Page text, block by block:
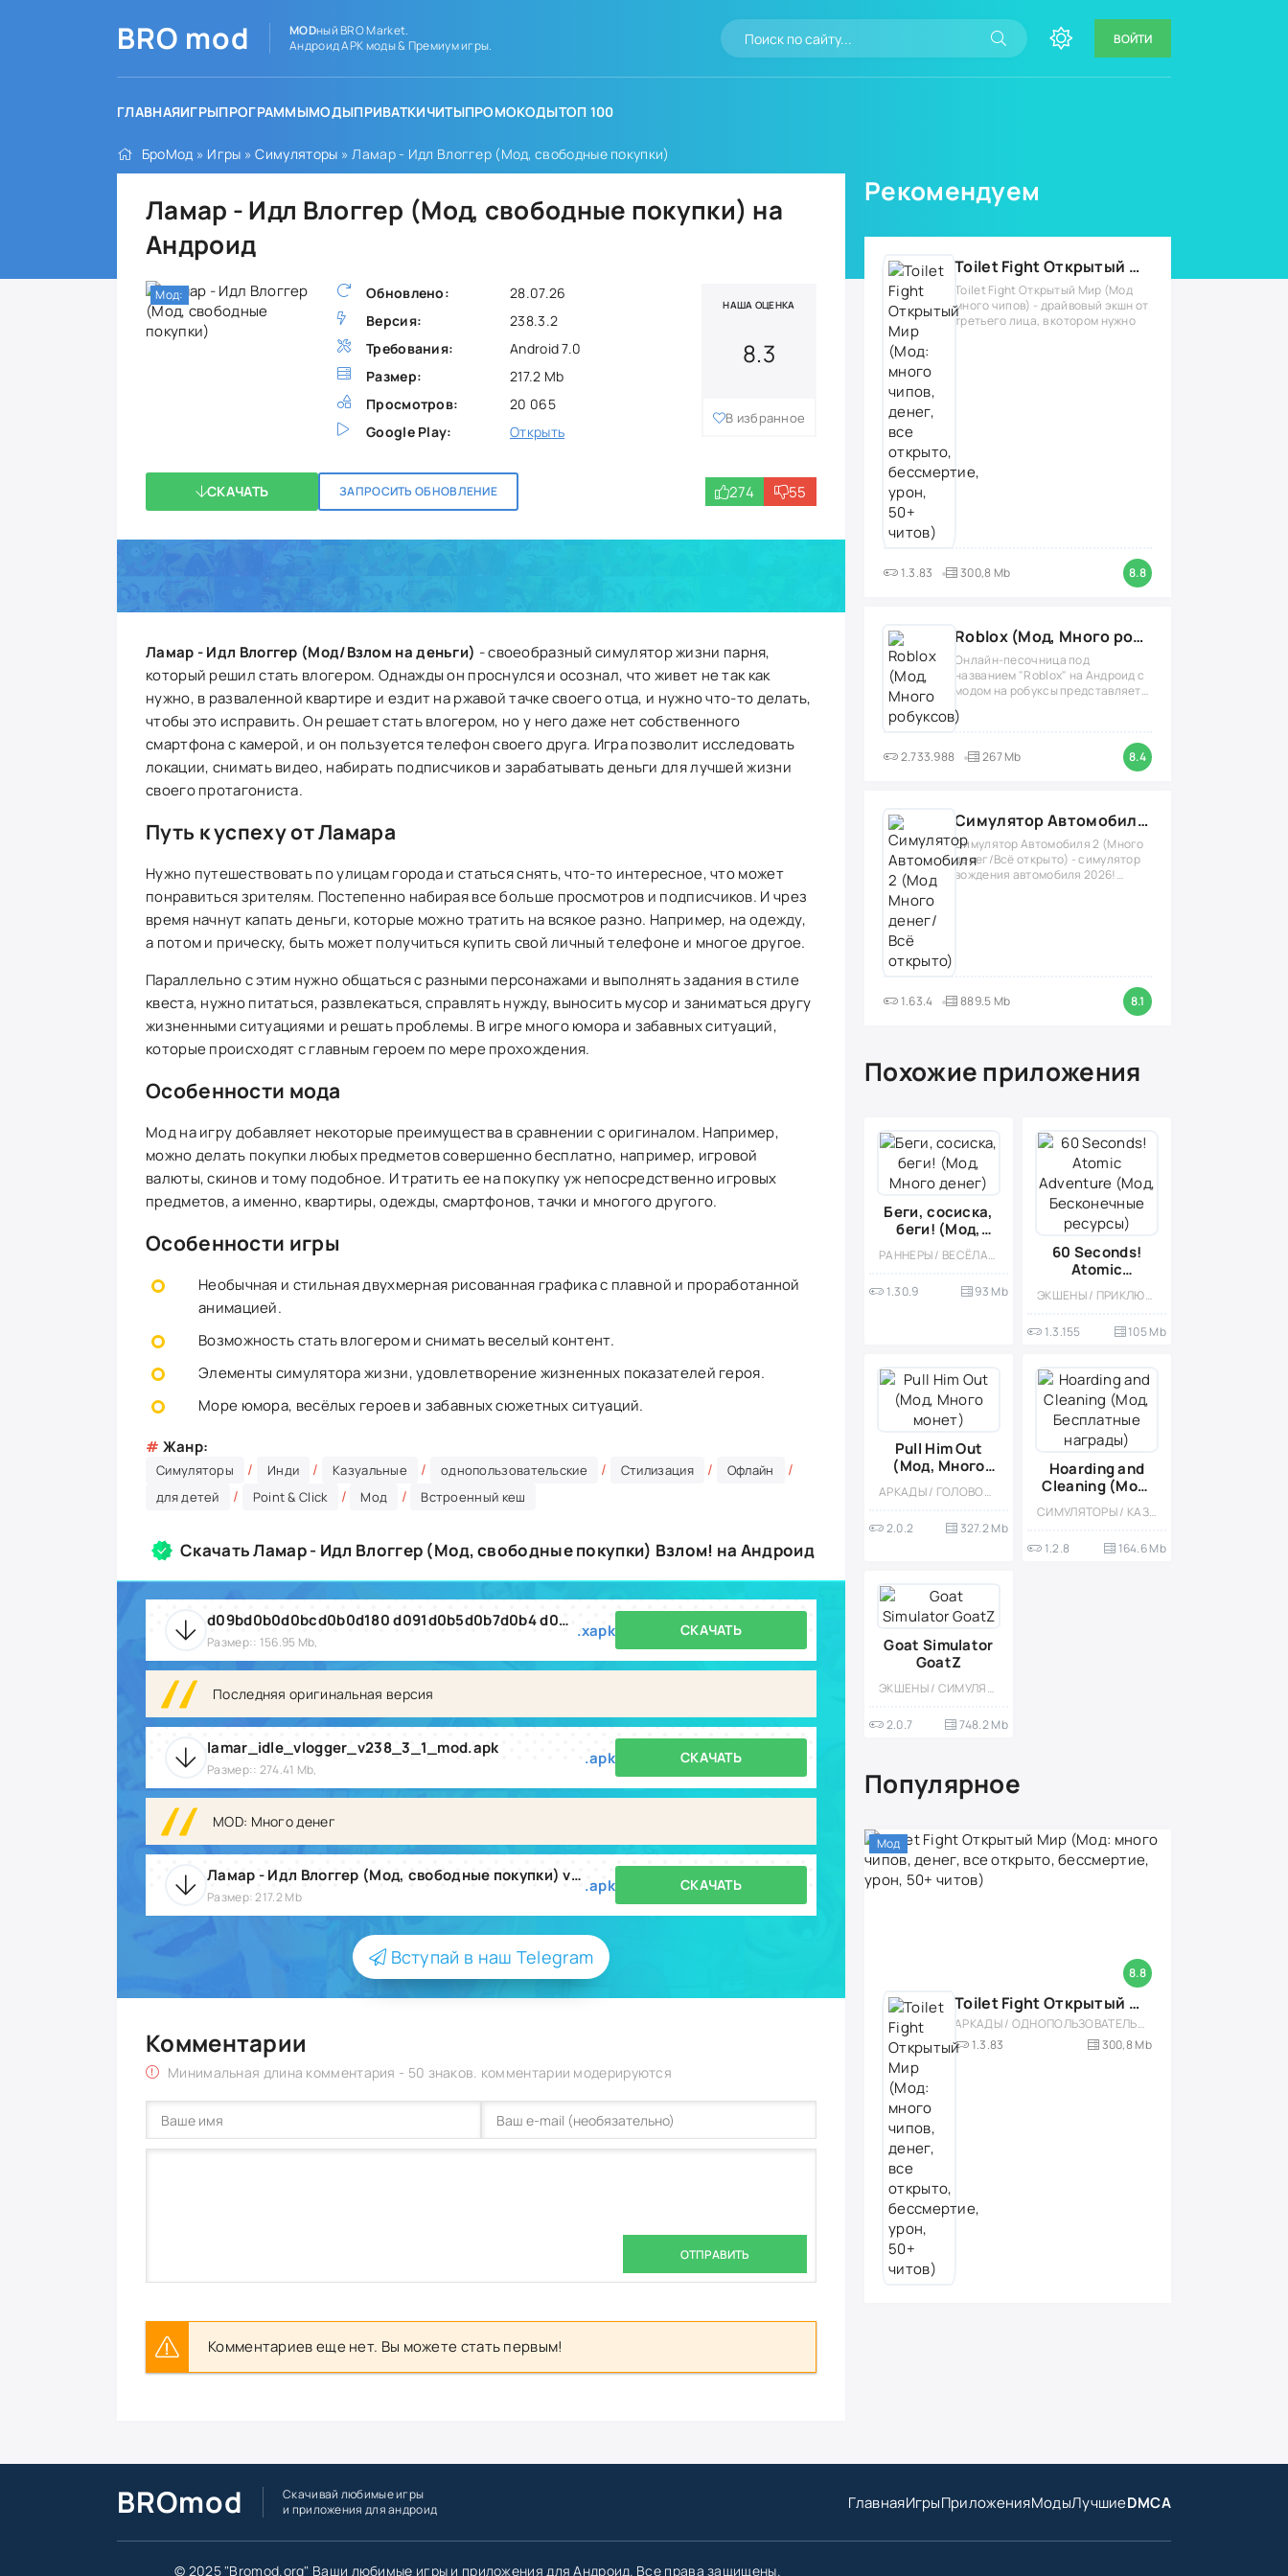
BRO mod MODный BRO Market.
Андроид APK моды & Премиум игры.
ВОЙТИ
ГЛАВНАЯИГРЫПРОГРАММЫМОДЫПРИВАТКИЧИТЫПРОМОКОДЫТОП 100
БроМод » Игры »Симуляторы » Ламар - Идл Влоггер (Мод, свободные покупки)
Ламар - Идл Влоггер (Мод, свободные покупки) на
Андроид
Обновлено:
28.07.26
Версия:
238.3.2
Требования:
Android 7.0
Размер:
217.2 Mb
Просмотров:
20 065
Google Play:
Открыть
НАША ОЦЕНКА
8.3
В избранное
СКАЧАТЬ ЗАПРОСИТЬ ОБНОВЛЕНИЕ 274 55
Мод:
Ламар - Идл Влоггер (Мод/Взлом на деньги) - своеобразный симулятор жизни парня,
который решил стать влогером. Однажды он проснулся и осознал, что живет не так как
нужно, в разваленной квартире и ездит на ржавой тачке своего отца, и нужно что-то делать,
чтобы это исправить. Он решает стать влогером, но у него даже нет собственного
смартфона с камерой, и он пользуется телефон своего друга. Игра позволит исследовать
локации, снимать видео, набирать подписчиков и зарабатывать деньги для лучшей жизни
своего протагониста.
Путь к успеху от Ламара
Нужно путешествовать по улицам города и статься снять, что-то интересное, что может
понравиться зрителям. Постепенно набирая все больше просмотров и подписчиков. И чрез
время начнут капать деньги, которые можно тратить на всякое разно. Например, на одежду,
а потом и прическу, быть может получиться купить свой личный телефоне и многое другое.
Параллельно с этим нужно общаться с разными персонажами и выполнять задания в стиле
квеста, нужно питаться, развлекаться, справлять нужду, выносить мусор и заниматься другу
жизненными ситуациями и решать проблемы. В игре много юмора и забавных ситуаций,
которые происходят с главным героем по мере прохождения.
Особенности мода
Мод на игру добавляет некоторые преимущества в сравнении с оригиналом. Например,
можно делать покупки любых предметов совершенно бесплатно, например, игровой
валюты, скинов и тому подобное. И тратить ее на покупку уж непосредственно игровых
предметов, а именно, квартиры, одежды, смартфонов, тачки и многого другого.
Особенности игры
Необычная и стильная двухмерная рисованная графика с плавной и проработанной
анимацией.
Возможность стать влогером и снимать веселый контент.
Элементы симулятора жизни, удовлетворение жизненных показателей героя.
Море юмора, весёлых героев и забавных сюжетных ситуаций.
# Жанр:
Симуляторы / Инди / Казуальные / однопользовательские / Стилизация / Офлайн /
для детей / Point & Click / Мод / Встроенный кеш
Скачать Ламар - Идл Влоггер (Мод, свободные покупки) Взлом! на Андроид
d09bd0b0d0bcd0b0d180 d091d0b5d0b7d0b4 d092d0b8d0b4d0b5d0bed0b1d0bbd0bed0b3d0b5d180 238.3.1.xapk
Размер:: 156.95 Mb,
.xapk СКАЧАТЬ
Последняя оригинальная версия
lamar_idle_vlogger_v238_3_1_mod.apk
Размер:: 274.41 Mb,
.apk СКАЧАТЬ
MOD: Много денег
Ламар - Идл Влоггер (Мод, свободные покупки) v238.3.2
Размер: 217.2 Mb
.apk СКАЧАТЬ
Вступай в наш Telegram
Комментарии
Минимальная длина комментария - 50 знаков. комментарии модерируются
ОТПРАВИТЬ
Комментариев еще нет. Вы можете стать первым!
Рекомендуем
Toilet Fight Открытый Мир (Мод: много чипов, денег, все открыто, бессмертие, урон, 50+ читов)
Toilet Fight Открытый Мир (Мод
много чипов) - драйвовый экшн от
третьего лица, в котором нужно
1.3.83 300,8 Mb 8.8
Roblox (Мод, Много робуксов)
Онлайн-песочница под
названием "Roblox" на Андроид с
модом на робуксы представляет
собой
2.733.988 267 Mb 8.4
Симулятор Автомобиля 2 (Мод Много денег/Всё открыто)
Симулятор Автомобиля 2 (Много
денег/Всё открыто) - симулятор
вождения автомобиля 2026!
1.63.4 889.5 Mb 8.1
Похожие приложения
Беги, сосиска,
беги! (Мод,
Много денег) РАННЕРЫ / ВЕСЁЛАЯ / ЭКШЕНЫ / ПЛАТФОРМЕРЫ / КАЗУАЛЬНЫЕ / ОДНОПОЛЬЗОВАТЕЛЬСКИЕ / СТИЛИЗАЦИЯ / ОФЛАЙН / МОД / ПО МУЛЬТФИЛЬМАМ / ВСТРОЕННЫЙ КЕШ / МАЛЕНЬКАЯ
1.30.9 93 Mb
60 Seconds!
Atomic
Adventure
(Мод,
ресурсы)
ЭКШЕНЫ / ПРИКЛЮЧЕНИЕ / ВЫЖИВАНИЕ / КАЗУАЛЬНЫЕ / ОДНОПОЛЬЗОВАТЕЛЬСКИЕ / СТИЛИЗАЦИЯ / ОФЛАЙН / ВСТРОЕННЫЙ КЕШ / МОД / ПЛАТНАЯ / СИМУЛЯТОРЫ / ВЕСЁЛАЯ
1.3.155 105 Mb
Pull Him Out
(Мод, Много
монет)
АРКАДЫ / ГОЛОВОЛОМКИ / ОДНОПОЛЬЗОВАТЕЛЬСКИЕ / ЛОГИЧЕСКАЯ / КАЗУАЛЬНЫЕ / МОД / ВСТРОЕННЫЙ КЕШ / ВЕСЁЛАЯ
2.0.2 327.2 Mb
Hoarding and
Cleaning (Мод,
Бесплатные
награды)
СИМУЛЯТОРЫ / КАЗУАЛЬНЫЕ / ОДНОПОЛЬЗОВАТЕЛЬСКИЕ / СТИЛИЗАЦИЯ / МОД / ВСТРОЕННЫЙ КЕШ / МАЛЕНЬКАЯ / ОФЛАЙН
1.2.8 164.6 Mb
Goat Simulator
GoatZ
ЭКШЕНЫ / СИМУЛЯТОРЫ / КАЗУАЛЬНЫЕ / ОДНОПОЛЬЗОВАТЕЛЬСКИЕ / ОФЛАЙН / ЗОМБИ / 3D / ОТКРЫТЫЙ МИР / ВЕСЁЛАЯ / ДЛЯ ДЕТЕЙ
2.0.7 748.2 Mb
Популярное
8.8
Мод
Toilet Fight Открытый Мир (Мод: много чипов, денег, все открыто, бессмертие, урон, 50+ читов)
АРКАДЫ / ОДНОПОЛЬЗОВАТЕЛЬСКИЕ / ОФЛАЙН / МОД / РОЛЕВЫЕ / ШУТЕРЫ / ОТКРЫТЫЙ МИР / ВСТРОЕННЫЙ КЕШ / 3D / ЭКШЕНЫ / ТУАЛЕТНЫЕ ВОЙНЫ / ДЛЯ ДЕТЕЙ
1.3.83
300,8 Mb
BROmod
Скачивай любимые игры
и приложения для андроид
ГлавнаяИгрыПриложенияМодыЛучшиеDMCA
© 2025 "Bromod.org" Ваши любимые игры и приложения для Андроид. Все права защищены.